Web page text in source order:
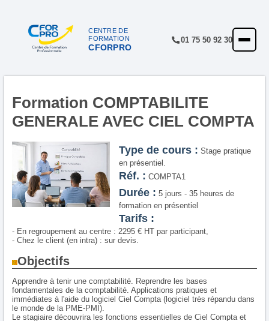
CENTRE DE
FORMATION
CFORPRO
01 75 50 92 30
ACCUEIL
NOTRE OFFRE
RÉFÉRENCES
Formation COMPTABILITE
GENERALE AVEC CIEL COMPTA
Type de cours : Stage pratique
en présentiel.
Réf. : COMPTA1
Durée : 5 jours - 35 heures de
formation en présentiel
Tarifs :
- En regroupement au centre : 2295 € HT par participant,
- Chez le client (en intra) : sur devis.
Objectifs
Apprendre à tenir une comptabilité. Reprendre les bases
fondamentales de la comptabilité. Applications pratiques et
immédiates à l'aide du logiciel Ciel Compta(logiciel très répandu dans
le monde de la PME-PMI).
Le stagiaire découvrira les fonctions essentielles de Ciel Compta et